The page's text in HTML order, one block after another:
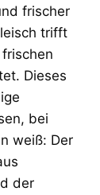
frischer
trifft
Dieses
bei
weiß: Der
der